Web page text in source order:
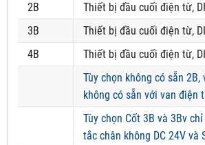
2B
Thiết bị đầu cuối điện từ,
3B
Thiết bị đầu cuối điện từ,
4B
Thiết bị đầu cuối điện từ,
Tùy chọn không có sẵn 2B,
không có sẵn với van điện
Tùy chọn Cốt 3B và 3Bv
tắc chân không DC 24V và